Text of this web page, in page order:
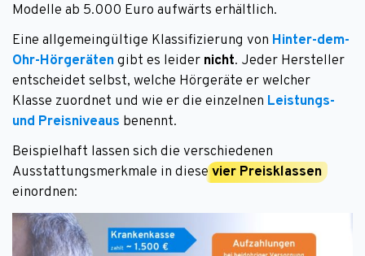
Modelle ab 5.000 Euro aufwärts erhältlich.
Eine allgemeingültige Klassifizierung von Hinter-dem-
Ohr-Hörgerätengibt es leider nicht. Jeder Hersteller
entscheidet selbst, welche Hörgeräte er welcher
Klasse zuordnet und wie er die einzelnen Leistungs-
und Preisniveaus benennt.
Beispielhaft lassen sich die verschiedenen
Ausstattungsmerkmale in diesevier Preisklassen
einordnen: